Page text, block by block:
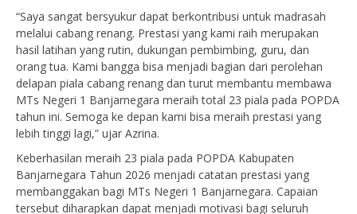
“Saya sangat bersyukur dapat berkontribusi untuk madrasah
melalui cabang renang. Prestasi yang kami raih merupakan
hasil latihan yang rutin, dukungan pembimbing, guru, dan
orang tua. Kami bangga bisa menjadi bagian dari perolehan
delapan piala cabang renang dan turut membantu membawa
MTs Negeri 1 Banjarnegara meraih total 23 piala pada POPDA
tahun ini. Semoga ke depan kami bisa meraih prestasi yang
lebih tinggi lagi,” ujar Azrina.
Keberhasilan meraih 23 piala pada POPDA Kabupaten
Banjarnegara Tahun 2026 menjadi catatan prestasi yang
membanggakan bagi MTs Negeri 1 Banjarnegara. Capaian
tersebut diharapkan dapat menjadi motivasi bagi seluruh